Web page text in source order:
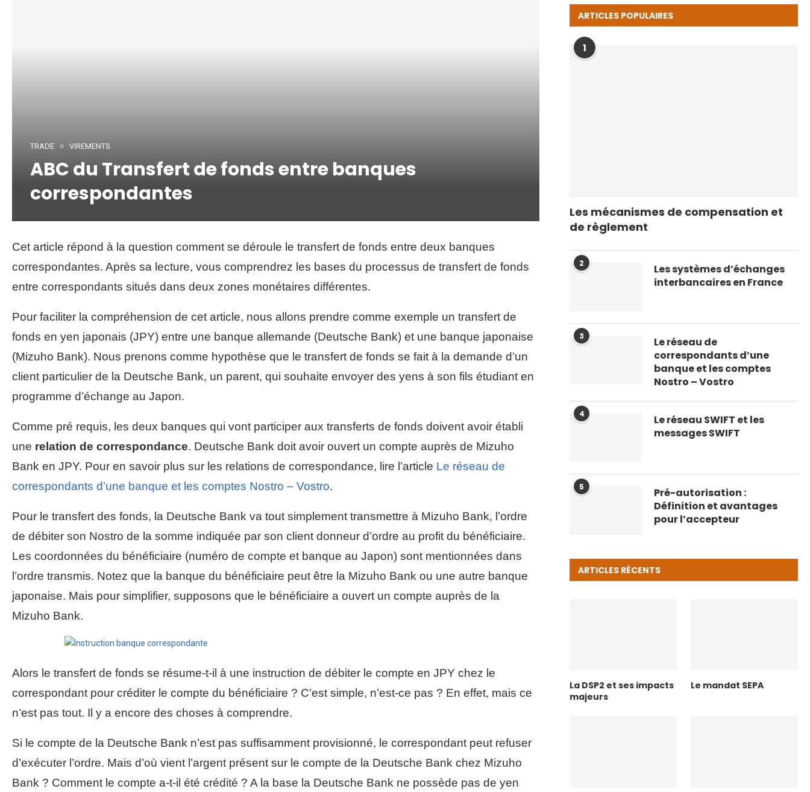
TRADE VIREMENTS
ABC du Transfert de fonds entre banques
correspondantes
Cet article répond à la question comment se déroule le transfert de fonds entre deux banques
correspondantes. Après sa lecture, vous comprendrez les bases du processus de transfert de fonds
entre correspondants situés dans deux zones monétaires différentes.
Pour faciliter la compréhension de cet article, nous allons prendre comme exemple un transfert de
fonds en yen japonais (JPY) entre une banque allemande (Deutsche Bank) et une banque japonaise
(Mizuho Bank). Nous prenons comme hypothèse que le transfert de fonds se fait à la demande d’un
client particulier de la Deutsche Bank, un parent, qui souhaite envoyer des yens à son fils étudiant en
programme d’échange au Japon.
Comme pré requis, les deux banques qui vont participer aux transferts de fonds doivent avoir établi
une relation de correspondance. Deutsche Bank doit avoir ouvert un compte auprès de Mizuho
Bank en JPY. Pour en savoir plus sur les relations de correspondance, lire l’article Le réseau de
correspondants d’une banque et les comptes Nostro – Vostro.
Pour le transfert des fonds, la Deutsche Bank va tout simplement transmettre à Mizuho Bank, l’ordre
de débiter son Nostro de la somme indiquée par son client donneur d’ordre au profit du bénéficiaire.
Les coordonnées du bénéficiaire (numéro de compte et banque au Japon) sont mentionnées dans
l’ordre transmis. Notez que la banque du bénéficiaire peut être la Mizuho Bank ou une autre banque
japonaise. Mais pour simplifier, supposons que le bénéficiaire a ouvert un compte auprès de la
Mizuho Bank.
Alors le transfert de fonds se résume-t-il à une instruction de débiter le compte en JPY chez le
correspondant pour créditer le compte du bénéficiaire ? C’est simple, n’est-ce pas ? En effet, mais ce
n’est pas tout. Il y a encore des choses à comprendre.
Si le compte de la Deutsche Bank n’est pas suffisamment provisionné, le correspondant peut refuser
d’exécuter l’ordre. Mais d’où vient l’argent présent sur le compte de la Deutsche Bank chez Mizuho
Bank ? Comment le compte a-t-il été crédité ? A la base la Deutsche Bank ne possède pas de yen
ARTICLES POPULAIRES
1
Les mécanismes de compensation et
de règlement
2
Les systèmes d’échanges
interbancaires en France
3
Le réseau de
correspondants d’une
banque et les comptes
Nostro – Vostro
4
Le réseau SWIFT et les
messages SWIFT
5
Pré-autorisation :
Définition et avantages
pour l’accepteur
ARTICLES RÉCENTS
La DSP2 et ses impacts
majeurs
Le mandat SEPA